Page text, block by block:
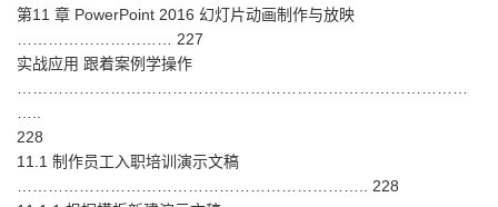
第11 章 PowerPoint 2016 幻灯片动画制作与放映
………………………… 227
实战应用 跟着案例学操作
228
11.1 制作员工入职培训演示文稿
………………………………………………………….. 228